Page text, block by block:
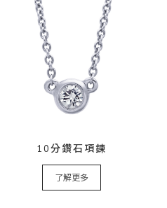
10分鑽石項鍊
了解更多